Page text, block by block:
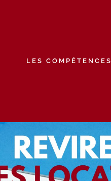
LES COMPÉTENCES